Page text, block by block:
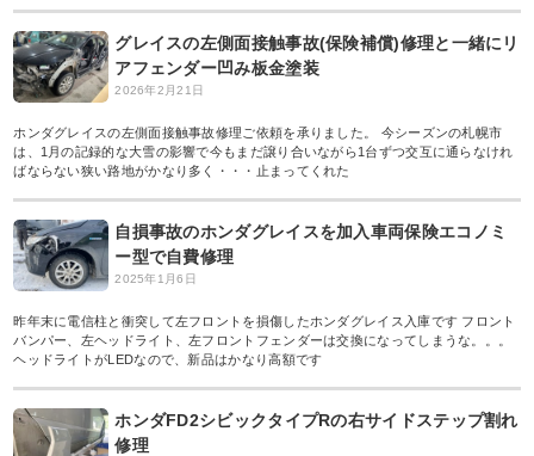
グレイスの左側面接触事故(保険補償)修理と一緒にリ
アフェンダー凹み板金塗装
2026年2月21日
ホンダグレイスの左側面接触事故修理ご依頼を承りました。 今シーズンの札幌市
は、1月の記録的な大雪の影響で今もまだ譲り合いながら1台ずつ交互に通らなけれ
ばならない狭い路地がかなり多く・・・止まってくれた
自損事故のホンダグレイスを加入車両保険エコノミ
ー型で自費修理
2025年1月6日
昨年末に電信柱と衝突して左フロントを損傷したホンダグレイス入庫です フロント
バンパー、左ヘッドライト、左フロントフェンダーは交換になってしまうな。。。
ヘッドライトがLEDなので、新品はかなり高額です
ホンダFD2シビックタイプRの右サイドステップ割れ
修理